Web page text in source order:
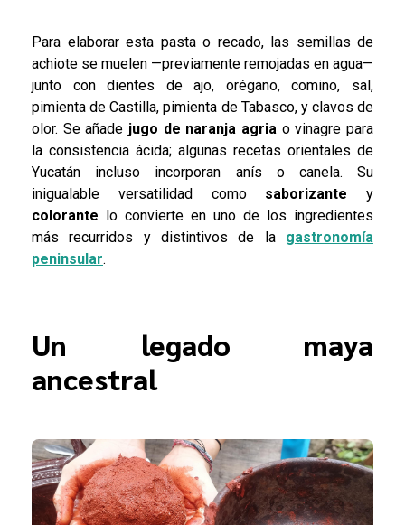
Para elaborar esta pasta o recado, las semillas de
achiote se muelen —previamente remojadas en agua—
junto con dientes de ajo, orégano, comino, sal,
pimienta de Castilla, pimienta de Tabasco, y clavos de
olor. Se añade jugo de naranja agria o vinagre para
la consistencia ácida; algunas recetas orientales de
Yucatán incluso incorporan anís o canela. Su
inigualable versatilidad como saborizante y
colorante lo convierte en uno de los ingredientes
más recurridos y distintivos de la gastronomía
peninsular.
Un legado maya
ancestral